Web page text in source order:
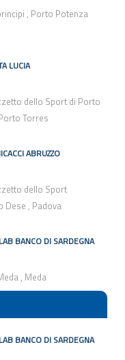
, Porto Potenza
LUCIA
dello Sport di Porto
Torres
ABRUZZO
dello Sport
Dese , Padova
BANCO DI SARDEGNA
, Meda
BANCO DI SARDEGNA